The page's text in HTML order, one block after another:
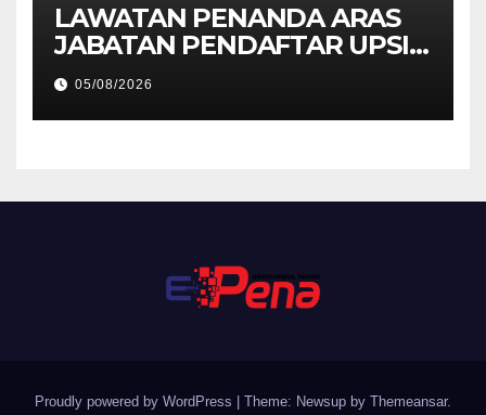
LAWATAN PENANDA ARAS
JABATAN PENDAFTAR UPSI
KE JABATAN PENDAFTAR
UniSZA – PERKUKUH
KERJASAMA STRATEGIK
05/08/2026
Proudly powered by WordPress Theme: Newsup by Themeansar.